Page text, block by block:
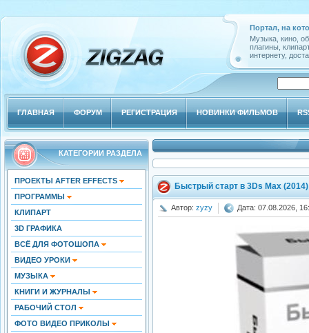
Портал, на
Музыка, кино,
плагины,
интернету,
ГЛАВНАЯ ФОРУМ РЕГИСТРАЦИЯ НОВИНКИ ФИЛЬМОВ
КАТЕГОРИИ РАЗДЕЛА
ПРОЕКТЫ AFTER EFFECTS
ПРОГРАММЫ
КЛИПАРТ
3D ГРАФИКА
ВСЁ ДЛЯ ФОТОШОПА
ВИДЕО УРОКИ
МУЗЫКА
КНИГИ И ЖУРНАЛЫ
РАБОЧИЙ СТОЛ
ФОТО ВИДЕО ПРИКОЛЫ
Быстрый старт в 3Ds Max
Автор: zyzy Дата: 07.08.2026,